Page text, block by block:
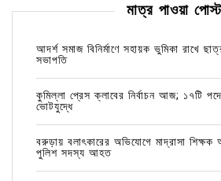
মাত্র পাওয়া
আদর্শ সমাজ বিনির্মাণে সহায়ক ভুমিকা রাখে
সভাপতি
কুমিল্লা প্রেস ক্লাবের নির্বাচন আজ; ১৭টি
ভোটযুদ্ধে
বরুড়ায় বলাৎকারের অভিযোগে মাদ্রাসা শিক্ষক
পুলিশ সদস্য আহত